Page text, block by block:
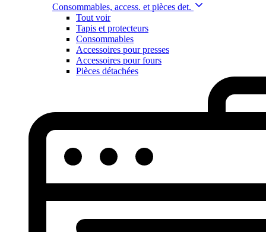
Consommables, access. et pièces det.
Tout voir
Tapis et protecteurs
Consommables
Accessoires pour presses
Accessoires pour fours
Pièces détachées